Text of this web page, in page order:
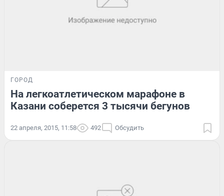
ГОРОД
На легкоатлетическом марафоне в
Казани соберется 3 тысячи бегунов
22 апреля, 2015, 11:58 492 Обсудить